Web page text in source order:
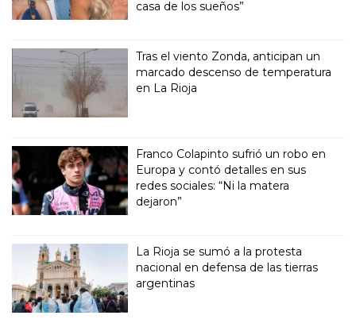
casa de los sueños”
Tras el viento Zonda, anticipan un
marcado descenso de temperatura
en La Rioja
Franco Colapinto sufrió un robo en
Europa y contó detalles en sus
redes sociales: “Ni la matera
dejaron”
La Rioja se sumó a la protesta
nacional en defensa de las tierras
argentinas